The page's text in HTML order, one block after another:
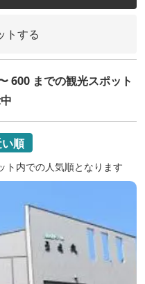
トする
600 までの観光スポット
順
内での人気順となります